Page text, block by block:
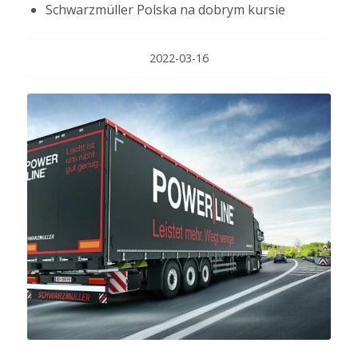
Schwarzmüller Polska na dobrym kursie
2022-03-16